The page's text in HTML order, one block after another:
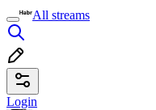
All streams
Login